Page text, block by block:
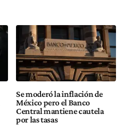
Se moderó la inflación de
México pero el Banco
Central mantiene cautela
por las tasas